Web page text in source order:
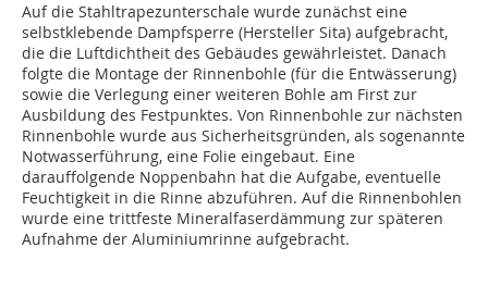
Auf die Stahltrapezunterschale wurde zunächst eine
selbstklebende Dampfsperre (Hersteller Sita) aufgebracht,
die die Luftdichtheit des Gebäudes gewährleistet. Danach
folgte die Montage der Rinnenbohle (für die Entwässerung)
sowie die Verlegung einer weiteren Bohle am First zur
Ausbildung des Festpunktes. Von Rinnenbohle zur nächsten
Rinnenbohle wurde aus Sicherheitsgründen, als sogenannte
Notwasserführung, eine Folie eingebaut. Eine
darauffolgende Noppenbahn hat die Aufgabe, eventuelle
Feuchtigkeit in die Rinne abzuführen. Auf die Rinnenbohlen
wurde eine trittfeste Mineralfaserdämmung zur späteren
Aufnahme der Aluminiumrinne aufgebracht.